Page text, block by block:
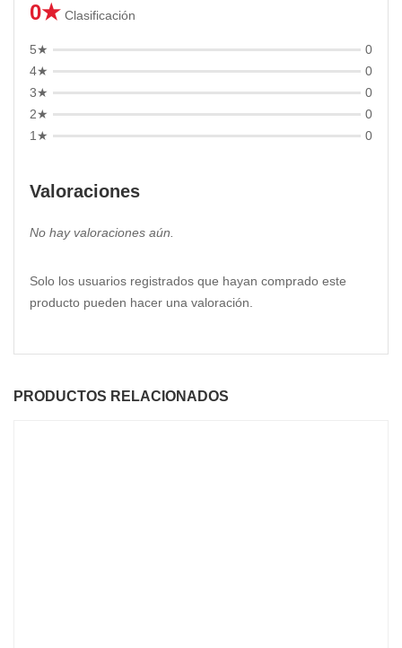
0★ Clasificación
5★
0
4★
0
3★
0
2★
0
1★
0
Valoraciones
No hay valoraciones aún.
Solo los usuarios registrados que hayan comprado este
producto pueden hacer una valoración.
PRODUCTOS RELACIONADOS